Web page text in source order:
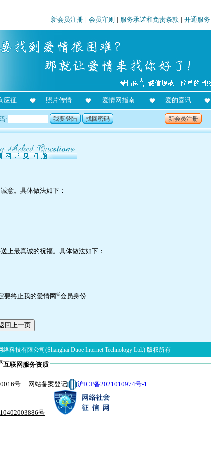
新会员注册 | 会员守则 | 服务承诺和免责条款 | 开通服务
应征 照片传情 爱情网指南 爱的喜讯
: 我要登陆 找回密码 新会员注册
意。具体做法如下：
上最真诚的祝福。具体做法如下：
要终止我的爱情网®会员身份
技有限公司(Shanghai Duoe Internet Technology Ltd.) 版权所有
®互联网服务资质
号 网站备案登记 沪ICP备2021010974号-1
号